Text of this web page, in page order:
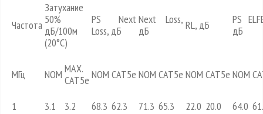
Частота
Затухание
50%
дБ/100м
(20°C)
PS Next
Loss, дБ
Next Loss,
дБ
RL, дБ
PS
дБ
МГц NOM MAX.
CAT5е NOM CAT5е NOM CAT5е NOM CAT5е NOM
1 3.1 3.2 68.3 62.3 71.3 65.3 22.0 20.0 64.0